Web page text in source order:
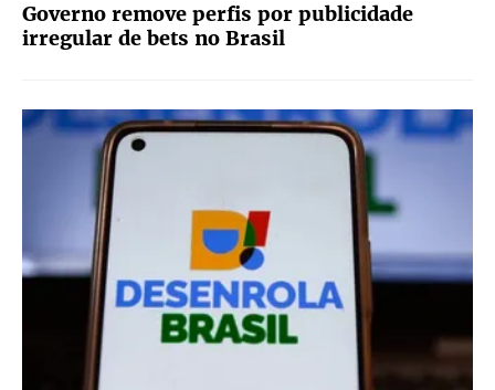
Governo remove perfis por publicidade
irregular de bets no Brasil